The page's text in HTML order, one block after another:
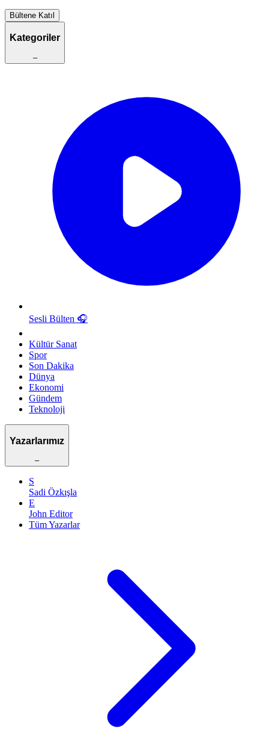
Bültene Katıl
Kategoriler
–
Sesli Bülten 🎧
Kültür Sanat
Spor
Son Dakika
Dünya
Ekonomi
Gündem
Teknoloji
Yazarlarımız
–
S
Sadi Özkışla
E
John Editor
Tüm Yazarlar